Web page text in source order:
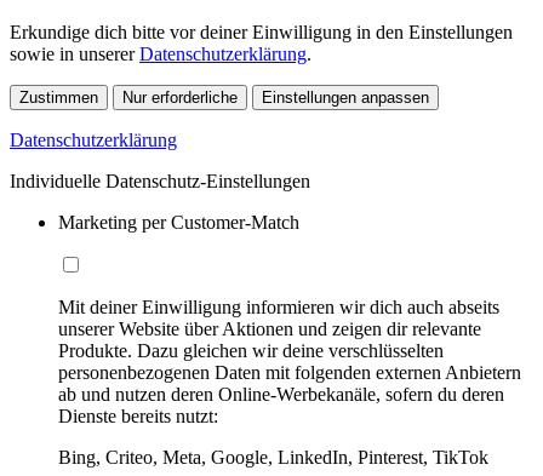
Erkundige dich bitte vor deiner Einwilligung in den Einstellungen
sowie in unsererDatenschutzerklärung.
Zustimmen Nur erforderliche Einstellungen anpassen
Datenschutzerklärung
Individuelle Datenschutz-Einstellungen
Marketing per Customer-Match
Mit deiner Einwilligung informieren wir dich auch abseits
unserer Website über Aktionen und zeigen dir relevante
Produkte. Dazu gleichen wir deine verschlüsselten
personenbezogenen Daten mit folgenden externen Anbietern
ab und nutzen deren Online-Werbekanäle, sofern du deren
Dienste bereits nutzt:
Bing, Criteo, Meta, Google, LinkedIn, Pinterest, TikTok